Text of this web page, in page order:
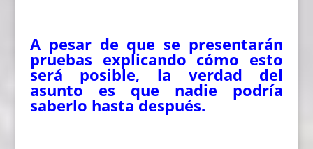
A pesar de que se presentarán
pruebas explicando cómo esto
será posible, la verdad del
asunto es que nadie podría
saberlo hasta después.